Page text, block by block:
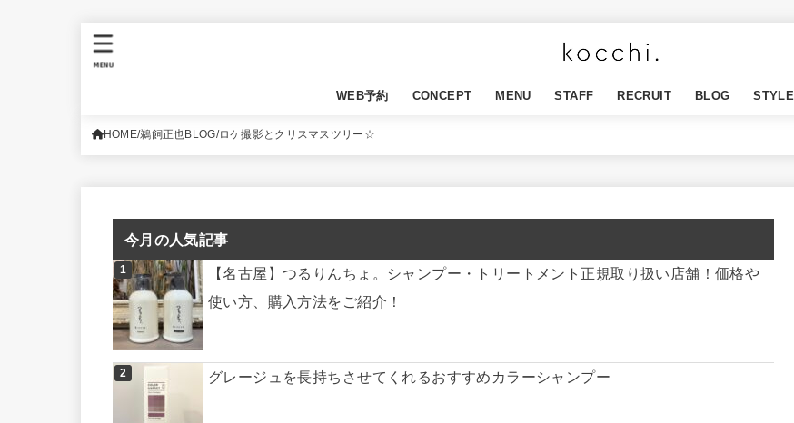
WEB予約 CONCEPT MENU STAFF RECRUIT BLOG STYLE
MENU
HOME 鵜飼正也BLOG ロケ撮影とクリスマスツリー☆
今月の人気記事
【名古屋】つるりんちょ。シャンプー・トリートメント正規取り扱い店舗！価格や
使い方、購入方法をご紹介！
グレージュを長持ちさせてくれるおすすめカラーシャンプー